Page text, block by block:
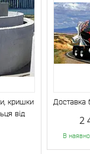
кришки
від
Доставка
2
В